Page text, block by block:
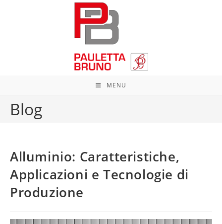
MENU
Blog
Alluminio: Caratteristiche,
Applicazioni e Tecnologie di
Produzione